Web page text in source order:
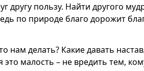
другу пользу. Найти другого
по природе благо дорожит
нам делать? Какие давать
это малость – не вредить тем,